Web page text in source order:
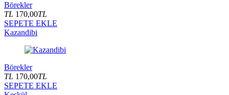
Börekler
TL 170,00TL
SEPETE EKLE
Kazandibi
Börekler
TL 170,00TL
SEPETE EKLE